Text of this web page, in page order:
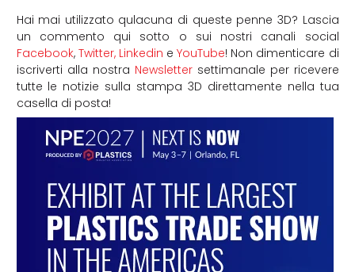
Hai mai utilizzato qulacuna di queste penne 3D? Lascia
un commento qui sotto o sui nostri canali social
Facebook, Twitter, Linkedin eYouTube! Non dimenticare di
iscriverti alla nostra Newslettersettimanale per ricevere
tutte le notizie sulla stampa 3D direttamente nella tua
casella di posta!